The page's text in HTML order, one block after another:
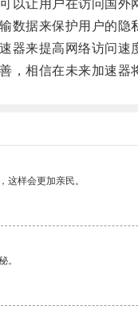
让用户在访问国外
据来保护用户的隐
来提高网络访问速
相信在未来加速器
这样会更加亲民。
。